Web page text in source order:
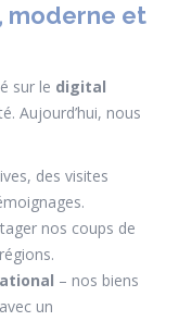
moderne et
sur le digital
Aujourd’hui, nous
des visites
nos coups de
– nos biens
un